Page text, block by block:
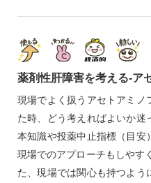
薬剤性肝障害を考える‐ア
現場でよく扱うアセトアミノ
た時、どう考えればよいか
本知識や投薬中止指標（目安
現場でのアプローチもしやす
た、現場では関心も持つよう